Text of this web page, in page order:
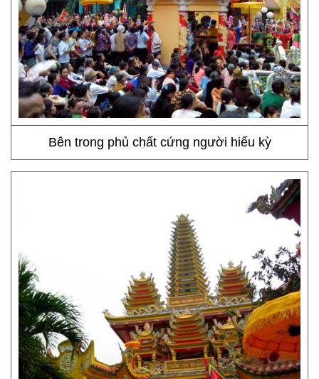
Bên trong phủ chất cứng người hiếu kỳ